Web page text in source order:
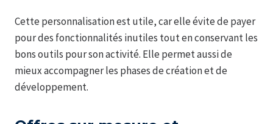
Cette personnalisation est utile, car elle évite de payer
pour des fonctionnalités inutiles tout en conservant les
bons outils pour son activité. Elle permet aussi de
mieux accompagner les phases de création et de
développement.